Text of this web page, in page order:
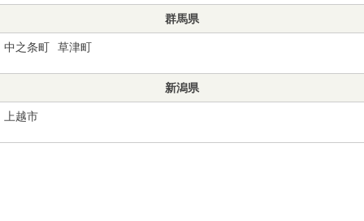
群馬県
中之条町 草津町
新潟県
上越市